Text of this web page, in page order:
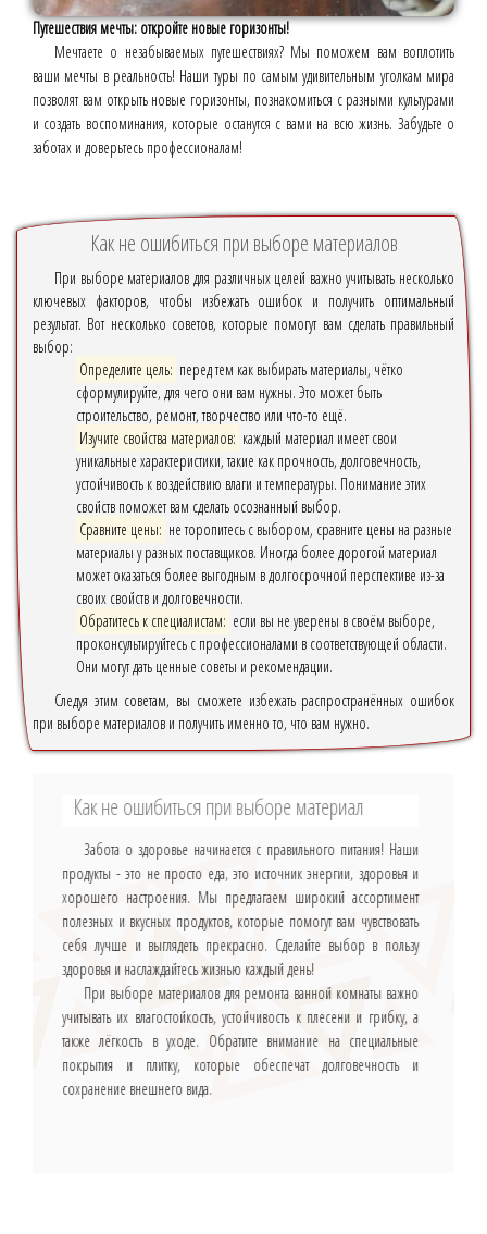
Путешествия мечты: откройте новые горизонты!
Мечтаете о незабываемых путешествиях? Мы поможем вам воплотить
ваши мечты в реальность! Наши туры по самым удивительным уголкам мира
позволят вам открыть новые горизонты, познакомиться с разными культурами
и создать воспоминания, которые останутся с вами на всю жизнь. Забудьте о
заботах и доверьтесь профессионалам!
Как не ошибиться при выборе материалов
При выборе материалов для различных целей важно учитывать несколько
ключевых факторов, чтобы избежать ошибок и получить оптимальный
результат. Вот несколько советов, которые помогут вам сделать правильный
выбор:
Определите цель: перед тем как выбирать материалы, чётко
сформулируйте, для чего они вам нужны. Это может быть
строительство, ремонт, творчество или что-то ещё.
Изучите свойства материалов: каждый материал имеет свои
уникальные характеристики, такие как прочность, долговечность,
устойчивость к воздействию влаги и температуры. Понимание этих
свойств поможет вам сделать осознанный выбор.
Сравните цены: не торопитесь с выбором, сравните цены на разные
материалы у разных поставщиков. Иногда более дорогой материал
может оказаться более выгодным в долгосрочной перспективе из-за
своих свойств и долговечности.
Обратитесь к специалистам: если вы не уверены в своём выборе,
проконсультируйтесь с профессионалами в соответствующей области.
Они могут дать ценные советы и рекомендации.
Следуя этим советам, вы сможете избежать распространённых ошибок
при выборе материалов и получить именно то, что вам нужно.
Как не ошибиться при выборе материал
Забота о здоровье начинается с правильного питания! Наши
продукты - это не просто еда, это источник энергии, здоровья и
хорошего настроения. Мы предлагаем широкий ассортимент
полезных и вкусных продуктов, которые помогут вам чувствовать
себя лучше и выглядеть прекрасно. Сделайте выбор в пользу
здоровья и наслаждайтесь жизнью каждый день!
При выборе материалов для ремонта ванной комнаты важно
учитывать их влагостойкость, устойчивость к плесени и грибку, а
также лёгкость в уходе. Обратите внимание на специальные
покрытия и плитку, которые обеспечат долговечность и
сохранение внешнего вида.